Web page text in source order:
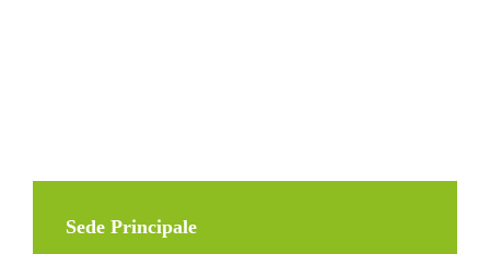
Sede Principale